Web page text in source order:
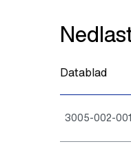
Datablad
3005-002-